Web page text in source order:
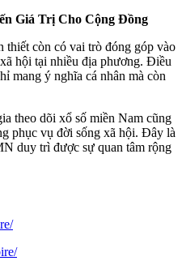
Giá Trị Cho Cộng Đồng
thiết còn có vai trò đóng góp vào
hội tại nhiều địa phương. Điều
mang ý nghĩa cá nhân mà còn
theo dõi xổ số miền Nam cũng
phục vụ đời sống xã hội. Đây là
duy trì được sự quan tâm rộng